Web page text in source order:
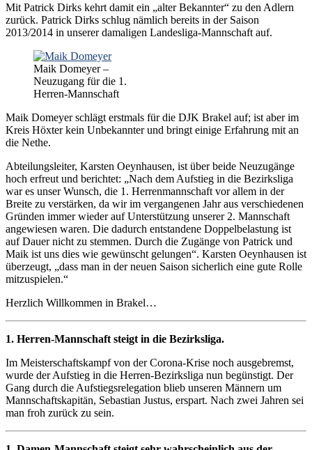
Mit Patrick Dirks kehrt damit ein „alter Bekannter“ zu den Adlern
zurück. Patrick Dirks schlug nämlich bereits in der Saison
2013/2014 in unserer damaligen Landesliga-Mannschaft auf.
Maik Domeyer –
Neuzugang für die 1.
Herren-Mannschaft
Maik Domeyer schlägt erstmals für die DJK Brakel auf; ist aber im
Kreis Höxter kein Unbekannter und bringt einige Erfahrung mit an
die Nethe.
Abteilungsleiter, Karsten Oeynhausen, ist über beide Neuzugänge
hoch erfreut und berichtet: „Nach dem Aufstieg in die Bezirksliga
war es unser Wunsch, die 1. Herrenmannschaft vor allem in der
Breite zu verstärken, da wir im vergangenen Jahr aus verschiedenen
Gründen immer wieder auf Unterstützung unserer 2. Mannschaft
angewiesen waren. Die dadurch entstandene Doppelbelastung ist
auf Dauer nicht zu stemmen. Durch die Zugänge von Patrick und
Maik ist uns dies wie gewünscht gelungen“. Karsten Oeynhausen ist
überzeugt, „dass man in der neuen Saison sicherlich eine gute Rolle
mitzuspielen.“
Herzlich Willkommen in Brakel…
1. Herren-Mannschaft steigt in die Bezirksliga.
Im Meisterschaftskampf von der Corona-Krise noch ausgebremst,
wurde der Aufstieg in die Herren-Bezirksliga nun begünstigt. Der
Gang durch die Aufstiegsrelegation blieb unseren Männern um
Mannschaftskapitän, Sebastian Justus, erspart. Nach zwei Jahren sei
man froh zurück zu sein.